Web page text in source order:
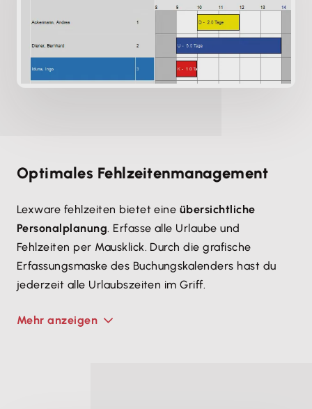
Optimales Fehlzeitenmanagement
Lexware fehlzeiten bietet eine übersichtliche
Personalplanung. Erfasse alle Urlaube und
Fehlzeiten per Mausklick. Durch die grafische
Erfassungsmaske des Buchungskalenders hast du
jederzeit alle Urlaubszeiten im Griff.
Mehr anzeigen